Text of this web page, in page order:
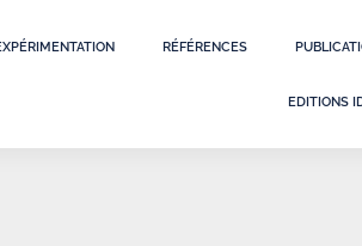
RÉFÉRENCES
EDITIONS